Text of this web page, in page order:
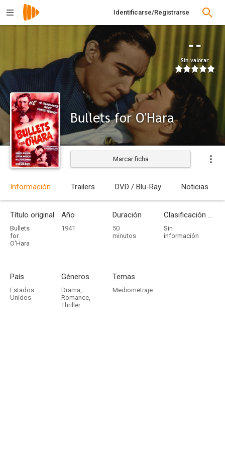
Identificarse/Registrarse
--
Sin valorar
Bullets for O'Hara
Marcar ficha
Información Trailers DVD / Blu-Ray Noticias
Título original
Bullets
for
O'Hara
Año
1941
Duración
50
minutos
Clasificación por edades
Sin
información
País
Estados
Unidos
Géneros
Drama,
Romance,
Thriller
Temas
Mediometraje